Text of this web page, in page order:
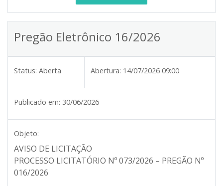
Pregão Eletrônico 16/2026
Status: Aberta Abertura: 14/07/2026 09:00
Publicado em: 30/06/2026
Objeto:
AVISO DE LICITAÇÃO
PROCESSO LICITATÓRIO Nº 073/2026 – PREGÃO Nº
016/2026